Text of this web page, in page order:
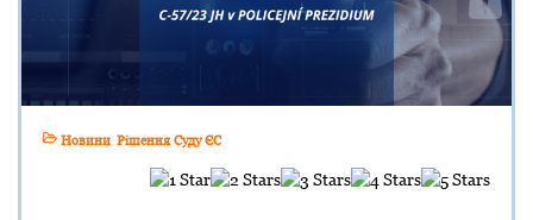
Новини Рішення Суду ЄС